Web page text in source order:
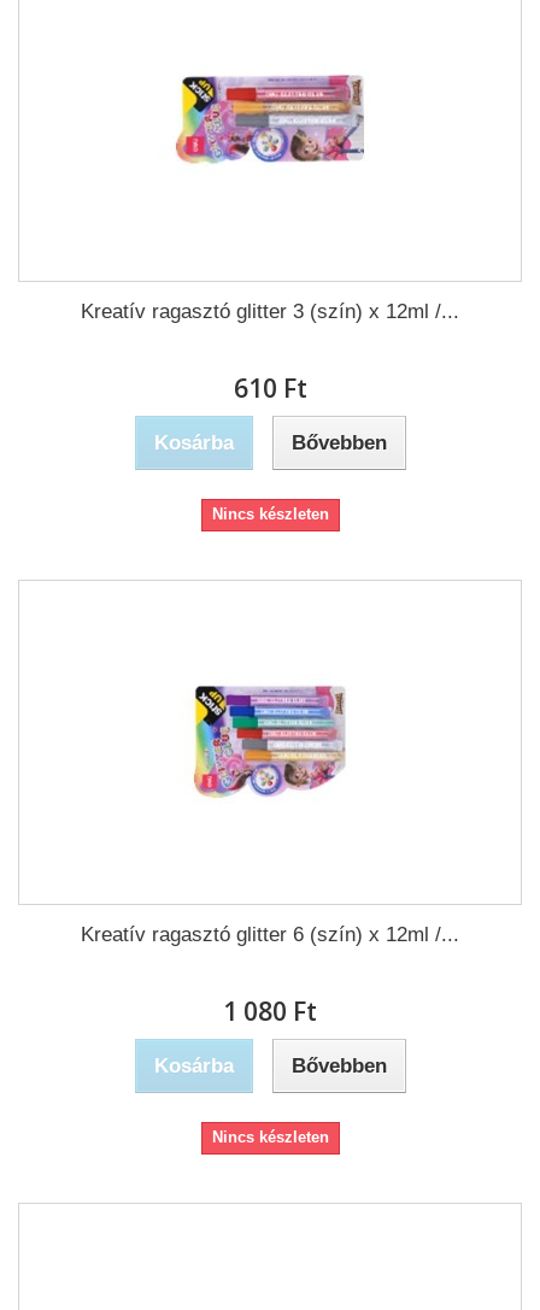
Kreatív ragasztó glitter 3 (szín) x 12ml /...
610 Ft‎
Kosárba Bővebben
Nincs készleten
Kreatív ragasztó glitter 6 (szín) x 12ml /...
1 080 Ft‎
Kosárba Bővebben
Nincs készleten